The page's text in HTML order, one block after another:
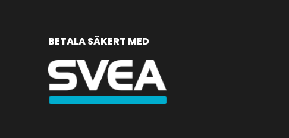
BETALA SÄKERT MED